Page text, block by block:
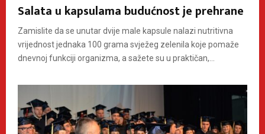
Salata u kapsulama budućnost je prehrane
Zamislite da se unutar dvije male kapsule nalazi nutritivna
vrijednost jednaka 100 grama svježeg zelenila koje pomaže
dnevnoj funkciji organizma, a sažete su u praktičan,...